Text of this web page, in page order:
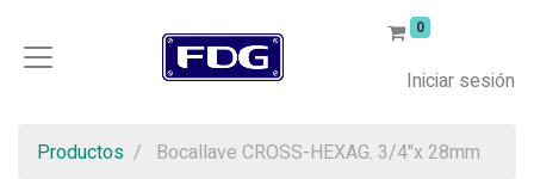
0
Iniciar sesión
Productos Bocallave CROSS-HEXAG. 3/4"x 28mm